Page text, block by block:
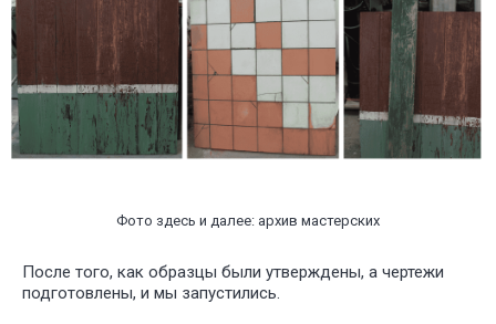
Фото здесь и далее: архив мастерских
После того, как образцы были утверждены, а чертежи
подготовлены, и мы запустились.